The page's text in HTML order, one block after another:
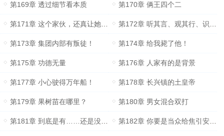
第169章 透过细节看本质 第170章 俩王四个二
第171章 这个家伙，还真让她琢磨不透啊！ 第172章 听其言、观其行、识其心
第173章 集团内部有叛徒！ 第174章 给我毙了他！
第175章 功德无量 第176章 人家有的是背景
第177章 小心驶得万年船！ 第178章 长兴镇的土皇帝
第179章 果树苗在哪里？ 第180章 男女混合双打
第181章 到底是有……还是没有啊？ 第182章 你要是当众给焦引安两个耳光……